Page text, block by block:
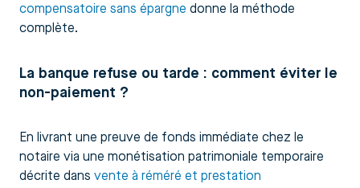
compensatoire sans épargne donne la méthode
complète.
La banque refuse ou tarde : comment éviter le
non-paiement ?
En livrant une preuve de fonds immédiate chez le
notaire via une monétisation patrimoniale temporaire
décrite dans vente à réméré et prestation